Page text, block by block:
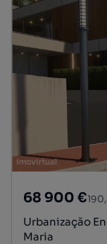
68 900 €
Urbanização
Maria